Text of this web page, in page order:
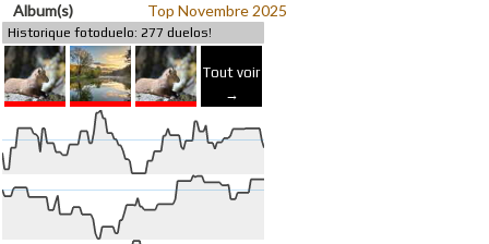
Album(s) Top Novembre 2025
Historique fotoduelo: 277 duelos!
Tout voir
→